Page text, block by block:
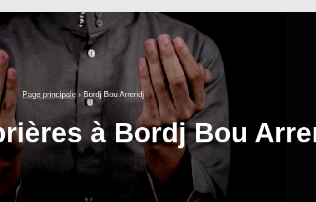
Page principale › Bordj Bou Arreridj
à Bordj Bou